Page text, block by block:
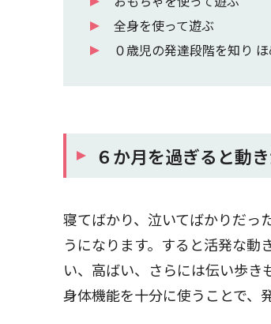
全身を使って遊ぶ
０歳児の発達段階を知り
６か月を過ぎると動
寝てばかり、泣いてばかりだっ
うになります。すると活発な
い、高ばい、さらには伝い歩き
身体機能を十分に使うことで、